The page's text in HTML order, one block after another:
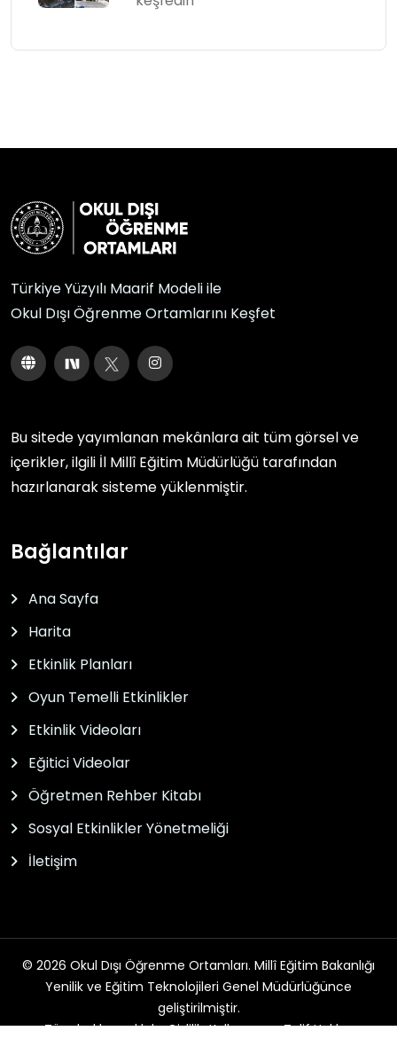
Türkiye Yüzyılı Maarif Modeli ile
Okul Dışı Öğrenme Ortamlarını Keşfet
Bu sitede yayımlanan mekânlara ait tüm görsel ve
içerikler, ilgili İl Millî Eğitim Müdürlüğü tarafından
hazırlanarak sisteme yüklenmiştir.
Bağlantılar
Ana Sayfa
Harita
Etkinlik Planları
Oyun Temelli Etkinlikler
Etkinlik Videoları
Eğitici Videolar
Öğretmen Rehber Kitabı
Sosyal Etkinlikler Yönetmeliği
İletişim
© 2026 Okul Dışı Öğrenme Ortamları. Millî Eğitim Bakanlığı
Yenilik ve Eğitim Teknolojileri Genel Müdürlüğünce
geliştirilmiştir.
Tüm hakları saklıdır. Gizlilik, Kullanım ve Telif Hakları